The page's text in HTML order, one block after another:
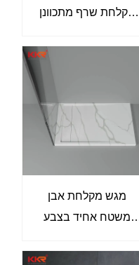
מקלחת שרף מתכוונן
מגש מקלחת אבן
משטח אחיד בצבע